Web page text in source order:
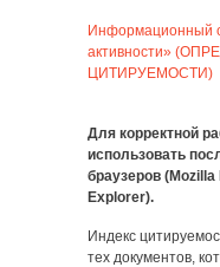
Информационный
активности»
ЦИТИРУЕМОСТИ)
Для корректной
использовать
браузеров
Explorer).
Индекс
тех документов,